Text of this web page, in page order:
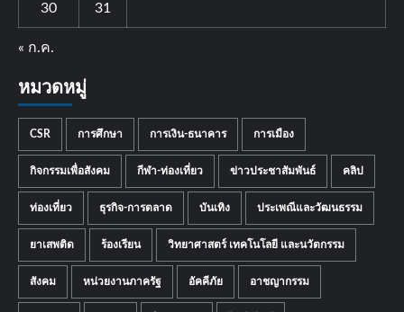
30 31
« ก.ค.
หมวดหมู่
CSR การศึกษา การเงิน-ธนาคาร การเมือง
กิจกรรมเพื่อสังคม กีฬา-ท่องเที่ยว ข่าวประชาสัมพันธ์ คลิป
ท่องเที่ยว ธุรกิจ-การตลาด บันเทิง ประเพณีและวัฒนธรรม
ยาเสพติด ร้องเรียน วิทยาศาสตร์ เทคโนโลยี และนวัตกรรม
สังคม หน่วยงานภาครัฐ อัคคีภัย อาชญากรรม